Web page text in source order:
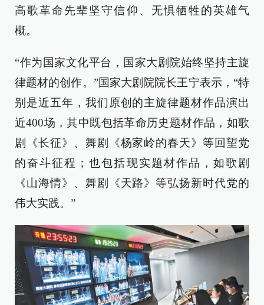
高歌革命先辈坚守信仰、无惧牺牲的英雄气
概。
“作为国家文化平台，国家大剧院始终坚持主旋
律题材的创作。”国家大剧院院长王宁表示，“特
别是近五年，我们原创的主旋律题材作品演出
近400场，其中既包括革命历史题材作品，如歌
剧《长征》、舞剧《杨家岭的春天》等回望党
的奋斗征程；也包括现实题材作品，如歌剧
《山海情》、舞剧《天路》等弘扬新时代党的
伟大实践。”